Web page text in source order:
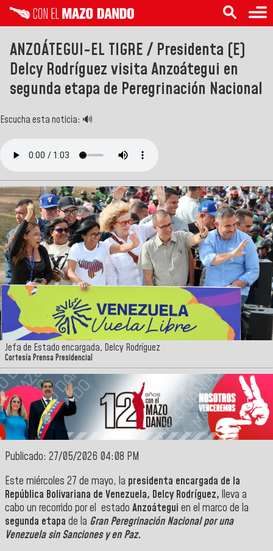
ANZOÁTEGUI-EL TIGRE / Presidenta (E)
Delcy Rodríguez visita Anzoátegui en
segunda etapa de Peregrinación Nacional
Escucha esta noticia: 🔊
Jefa de Estado encargada, Delcy Rodríguez
Cortesía Prensa Presidencial
Publicado: 27/05/2026 04:08 PM
Este miércoles 27 de mayo, la presidenta encargada de la
República Bolivariana de Venezuela, Delcy Rodríguez, lleva a
cabo un recorrido por el estado Anzoátegui en el marco de la
segunda etapa de la Gran Peregrinación Nacional por una
Venezuela sin Sanciones y en Paz.